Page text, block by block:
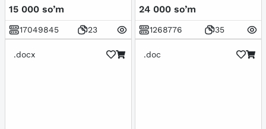
aniqlagich yasash
loyihasi.
15 000 so’m
17049845 23
autentifikatsiyalash
dasturini ishlab chiqish"
24 000 so’m
1268776 35
.docx .doc